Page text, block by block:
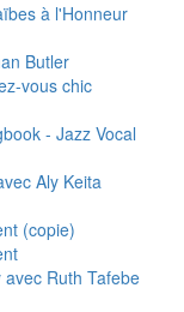
à l'Honneur
Butler
vous chic
- Jazz Vocal
Aly Keita
(copie)
Ruth Tafebe